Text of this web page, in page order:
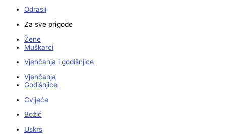
Odrasli
Za sve prigode
Žene
Muškarci
Vjenčanja i godišnjice
Vjenčanja
Godišnjice
Cvijeće
Božić
Uskrs